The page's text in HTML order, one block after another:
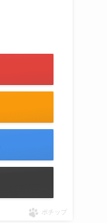
ポチップ